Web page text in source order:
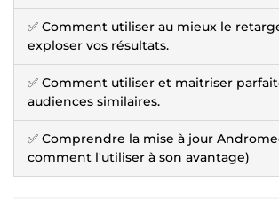
✅ Comment utiliser au mieux le
exploser vos résultats.
✅ Comment utiliser et maitriser
audiences similaires.
✅ Comprendre la mise à jour
comment l'utiliser à son avantage)